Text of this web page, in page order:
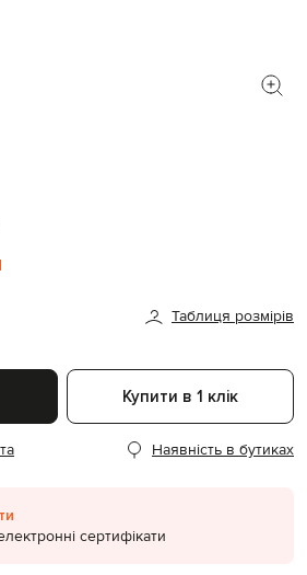
Таблиця розмірів
Купити в 1 клік
Наявність в бутиках
сертифікати